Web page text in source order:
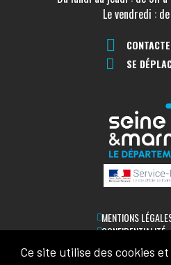
Le vendredi :
SE
MENTIONS
CONFIDENTIALITÉ
ACCESSIBILITÉ
PLAN DU SITE
Ce site utilise des cookies